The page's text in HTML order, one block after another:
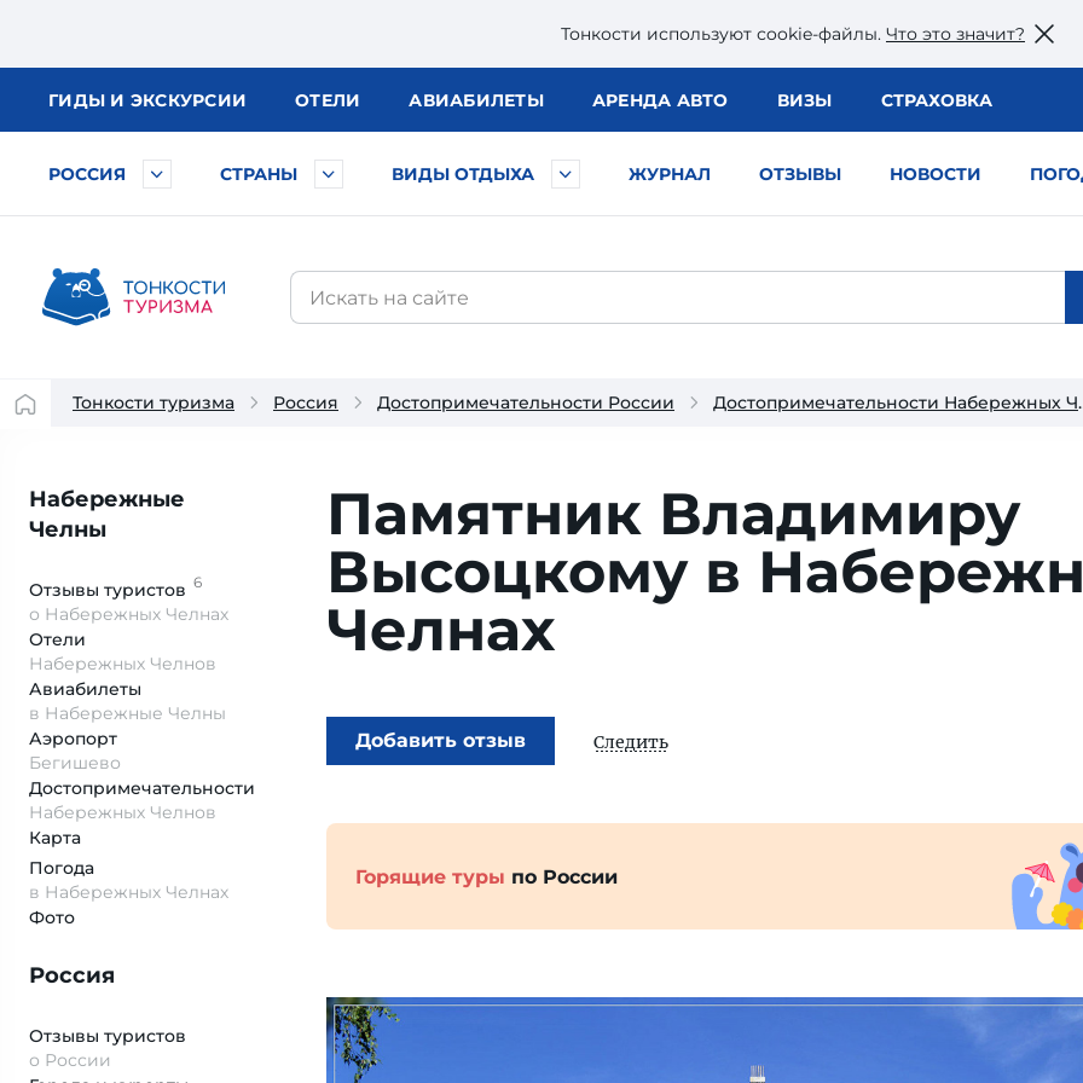
Тонкости используют сookie-файлы. Что это значит?
ГИДЫ И ЭКСКУРСИИ ОТЕЛИ АВИАБИЛЕТЫ АРЕНДА АВТО ВИЗЫ СТРАХОВКА
РОССИЯ СТРАНЫ ВИДЫ ОТДЫХА ЖУРНАЛ ОТЗЫВЫ НОВОСТИ
Тонкости туризма Россия Достопримечательности России
Набережные
Челны
Отзывы туристов 6
о Набережных Челнах
Отели
Набережных Челнов
Авиабилеты
в Набережные Челны
Аэропорт
Бегишево
Достопримеча­тельности
Набережных Челнов
Карта
Погода
в Набережных Челнах
Фото
Россия
Отзывы туристов
о России
Памятник Владимиру
Высоцкому в
Челнах
Добавить отзыв Следить
Горящие туры по России